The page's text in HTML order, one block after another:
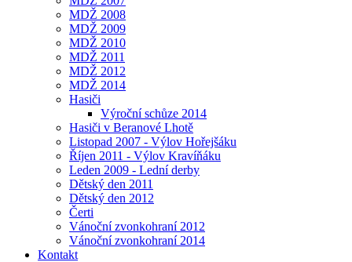
MDŽ 2008
MDŽ 2009
MDŽ 2010
MDŽ 2011
MDŽ 2012
MDŽ 2014
Hasiči
Výroční schůze 2014
Hasiči v Beranové Lhotě
Listopad 2007 - Výlov Hořejšáku
Říjen 2011 - Výlov Kravíňáku
Leden 2009 - Lední derby
Dětský den 2011
Dětský den 2012
Čerti
Vánoční zvonkohraní 2012
Vánoční zvonkohraní 2014
Kontakt